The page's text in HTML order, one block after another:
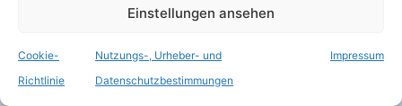
Einstellungen ansehen
Cookie-
Richtlinie
Nutzungs-, Urheber- und
Datenschutzbestimmungen
Impressum
Envisat,ESA,
IUP,Klimawandel,Methan,
OCO2, SCIAMACHY,